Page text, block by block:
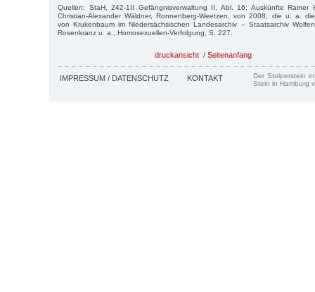
Quellen: StaH, 242-1II Gefängnisverwaltung II, Abl. 16; Auskünfte Rainer
Christian-Alexander Wäldner, Ronnenberg-Weetzen, von 2008, die u. a.
von Krukenbaum im Niedersächsischen Landesarchiv – Staatsarchiv
Rosenkranz u. a., Homosexuellen-Verfolgung, S. 227.
druckansicht / Seitenanfang
IMPRESSUM / DATENSCHUTZ KONTAKT
Der Stolperstein
Stein in Hamburg